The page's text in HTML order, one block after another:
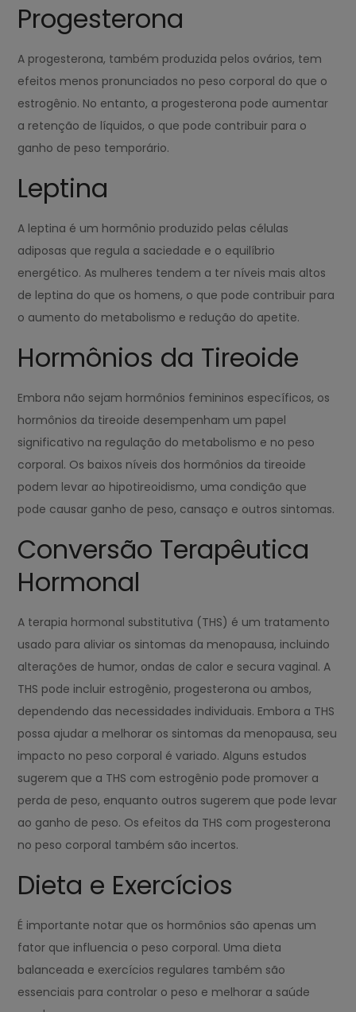
Progesterona
A progesterona, também produzida pelos ovários, tem
efeitos menos pronunciados no peso corporal do que o
estrogênio. No entanto, a progesterona pode aumentar
a retenção de líquidos, o que pode contribuir para o
ganho de peso temporário.
Leptina
A leptina é um hormônio produzido pelas células
adiposas que regula a saciedade e o equilíbrio
energético. As mulheres tendem a ter níveis mais altos
de leptina do que os homens, o que pode contribuir para
o aumento do metabolismo e redução do apetite.
Hormônios da Tireoide
Embora não sejam hormônios femininos específicos, os
hormônios da tireoide desempenham um papel
significativo na regulação do metabolismo e no peso
corporal. Os baixos níveis dos hormônios da tireoide
podem levar ao hipotireoidismo, uma condição que
pode causar ganho de peso, cansaço e outros sintomas.
Conversão Terapêutica
Hormonal
A terapia hormonal substitutiva (THS) é um tratamento
usado para aliviar os sintomas da menopausa, incluindo
alterações de humor, ondas de calor e secura vaginal. A
THS pode incluir estrogênio, progesterona ou ambos,
dependendo das necessidades individuais. Embora a THS
possa ajudar a melhorar os sintomas da menopausa, seu
impacto no peso corporal é variado. Alguns estudos
sugerem que a THS com estrogênio pode promover a
perda de peso, enquanto outros sugerem que pode levar
ao ganho de peso. Os efeitos da THS com progesterona
no peso corporal também são incertos.
Dieta e Exercícios
É importante notar que os hormônios são apenas um
fator que influencia o peso corporal. Uma dieta
balanceada e exercícios regulares também são
essenciais para controlar o peso e melhorar a saúde